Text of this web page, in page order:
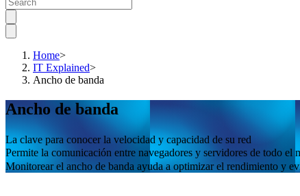
Home>
IT Explained>
Ancho de banda
Ancho de banda
La clave para conocer la velocidad y capacidad de su red
Permite la comunicación entre navegadores y servidores de todo el
Monitorear el ancho de banda ayuda a optimizar el rendimiento y